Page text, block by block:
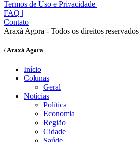
Termos de Uso e Privacidade |
FAQ |
Contato
Araxá Agora - Todos os direitos reservados
/ Araxá Agora
Início
Colunas
Geral
Notícias
Política
Economia
Região
Cidade